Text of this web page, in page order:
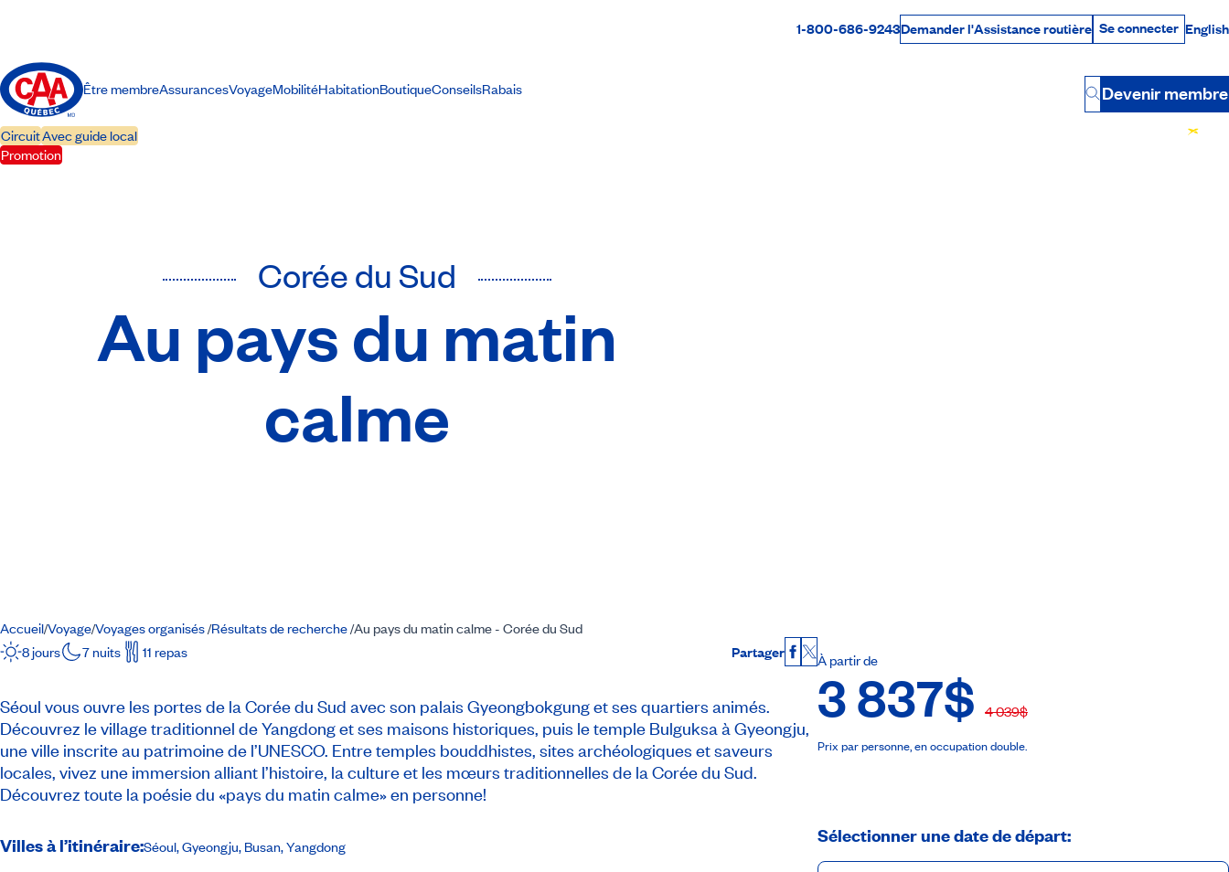
Par téléphone
1-800-686-9243Demander l'Assistance routière Se connecter
Se connecter English
Être membreAssurancesVoyageMobilitéHabitationBoutiqueConseilsRabais
Button
Devenir membre
CircuitAvec guide local
Promotion
Corée du Sud
Au pays du matin
calme
Accueil/Voyage/Voyages organisés/Résultats de recherche/Au pays du matin calme - Corée du Sud
Partager Facebook
X
8 jours 7 nuits 11 repas
Séoul vous ouvre les portes de la Corée du Sud avec son palais Gyeongbokgung et ses quartiers animés.
Découvrez le village traditionnel de Yangdong et ses maisons historiques, puis le temple Bulguksa à Gyeongju,
une ville inscrite au patrimoine de l’UNESCO. Entre temples bouddhistes, sites archéologiques et saveurs
locales, vivez une immersion alliant l’histoire, la culture et les mœurs traditionnelles de la Corée du Sud.
Découvrez toute la poésie du «pays du matin calme» en personne!
Villes à l’itinéraire:Séoul, Gyeongju, Busan, Yangdong
À partir de
3 837$ 4 039$
Prix par personne, en occupation double.
Sélectionner une date de départ: